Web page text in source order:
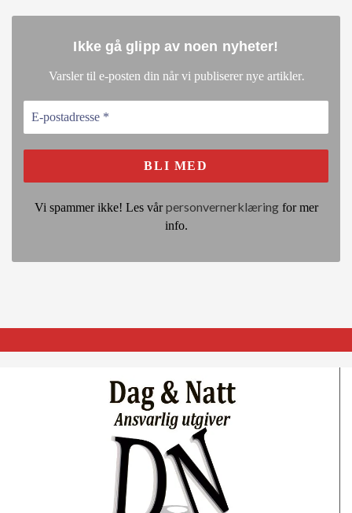
Ikke gå glipp av noen nyheter!
Varsler til e-posten din når vi publiserer nye artikler.
Vi spammer ikke! Les vårpersonvernerklæringfor mer
info.